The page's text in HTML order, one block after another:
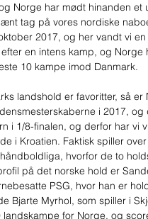
Norge har mødt hinanden et
tag på vores nordiske
2017, og her vandt vi
en intens kamp, og Norge
10 kampe imod Danmark.
landshold er favoritter, så er
i 2017,
i 1/8-finalen, og derfor har vi
i Kroatien. Faktisk spiller
hvorfor de to
på det norske hold er
PSG, hvor han er
Bjarte Myrhol, som spiller i
for Norge, og